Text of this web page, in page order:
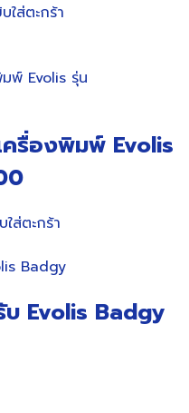
ใส่ตะกร้า
ครื่องพิมพ์ Evolis
ใส่ตะกร้า
บ Evolis Badgy